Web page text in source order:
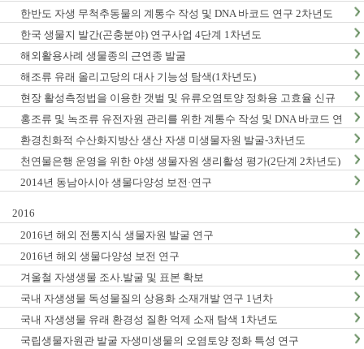
(1차년도)
한반도 자생 무척추동물의 계통수 작성 및 DNA 바코드 연구 2차년도
한국 생물지 발간(곤충분야) 연구사업 4단계 1차년도
해외활용사례 생물종의 근연종 발굴
해조류 유래 올리고당의 대사 기능성 탐색(1차년도)
현장 활성측정법을 이용한 갯벌 및 유류오염토양 정화용 고효율 신규
미생물자원 발굴-3차년도
홍조류 및 녹조류 유전자원 관리를 위한 계통수 작성 및 DNA 바코드 연
구 2단계 1차년도
환경친화적 수산화지방산 생산 자생 미생물자원 발굴-3차년도
천연물은행 운영을 위한 야생 생물자원 생리활성 평가(2단계 2차년도)
2014년 동남아시아 생물다양성 보전·연구
2016
2016년 해외 전통지식 생물자원 발굴 연구
2016년 해외 생물다양성 보전 연구
겨울철 자생생물 조사.발굴 및 표본 확보
국내 자생생물 독성물질의 상용화 소재개발 연구 1년차
국내 자생생물 유래 환경성 질환 억제 소재 탐색 1차년도
국립생물자원관 발굴 자생미생물의 오염토양 정화 특성 연구